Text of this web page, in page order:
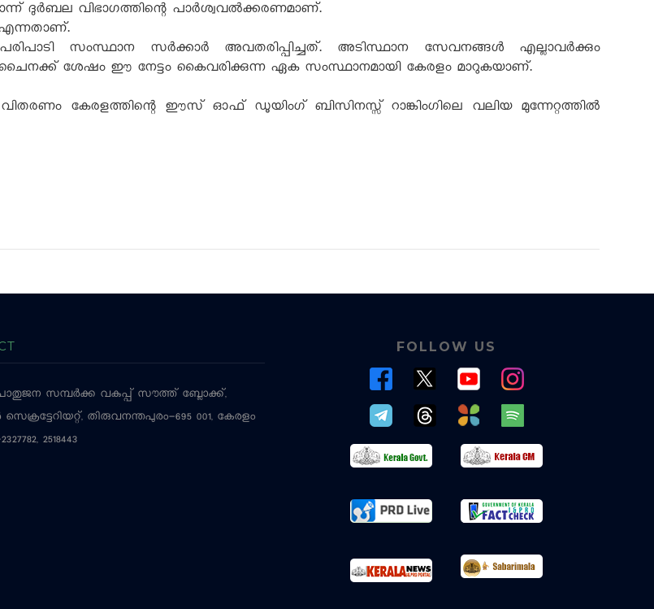
ദുർബല വിഭാഗത്തിന്റെ പാർശ്വവൽക്കരണമാണ്.
എന്നതാണ്.
സംസ്ഥാന സർക്കാർ അവതരിപ്പിച്ചത്. അടിസ്ഥാന സേവനങ്ങൾ എല്ലാവർക്കും
ചൈനക്ക് ശേഷം ഈ നേട്ടം കൈവരിക്കുന്ന ഏക സംസ്ഥാനമായി കേരളം മാറുകയാണ്.
കേരളത്തിന്റെ ഈസ് ഓഫ് ഡൂയിംഗ് ബിസിനസ്സ് റാങ്കിംഗിലെ വലിയ മുന്നേറ്റത്തിൽ
സമ്പര്‍ക്ക വകുപ്പ് സൗത്ത് ബ്ലോക്ക്,
തിരുവനന്തപുരം-695 001, കേരളം
2518443
FOLLOW US